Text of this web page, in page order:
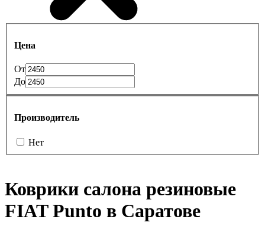
Цена
От
До
Производитель
Нет
Коврики салона резиновые
FIAT Punto в Саратове